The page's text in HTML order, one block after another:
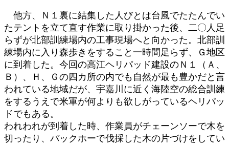
他方、Ｎ１裏に結集した人びとは台風でたたんでい
たテントを立て直す作業に取り掛かった後、二〇人足
らずが北部訓練場内の工事現場へと向かった。北部訓
練場内に入り森歩きをすること一時間足らず、Ｇ地区
に到着した。今回の高江ヘリパッド建設のＮ１（Ａ、
Ｂ）、Ｈ、Ｇの四カ所の内でも自然が最も豊かだと言
われている地域だが、宇嘉川に近く海陸空の総合訓練
をするうえで米軍が何よりも欲しがっているヘリパッ
ドでもある。
われわれが到着した時、作業員がチェーンソーで木を
切ったり、バックホーで伐採した木の片づけをしてい